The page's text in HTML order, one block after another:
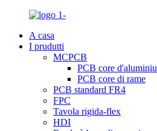
A casa
I prudutti
MCPCB
PCB core d'aluminiu
PCB core di rame
PCB standard FR4
FPC
Tavola rigida-flex
HDI